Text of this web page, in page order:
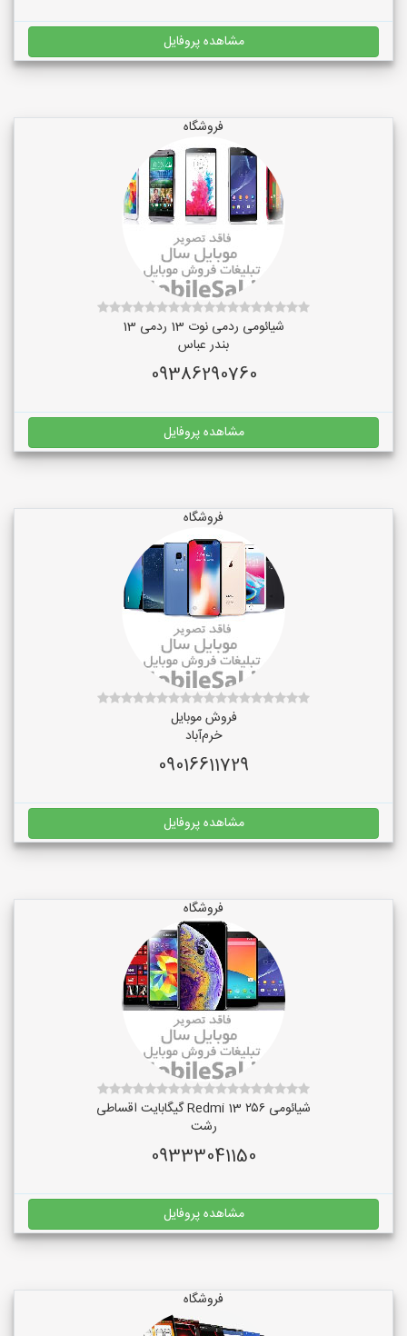
مشاهده پروفایل
فروشگاه
شیائومی ردمی نوت 13 ردمی 13
بندر عباس
09386290760
مشاهده پروفایل
فروشگاه
فروش موبایل
خرم‌آباد
09016611729
مشاهده پروفایل
فروشگاه
شیائومی Redmi 13 ۲۵۶ گیگابایت اقساطی
رشت
09333041150
مشاهده پروفایل
فروشگاه